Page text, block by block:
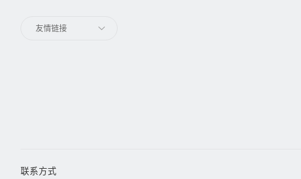
友情链接
联系方式